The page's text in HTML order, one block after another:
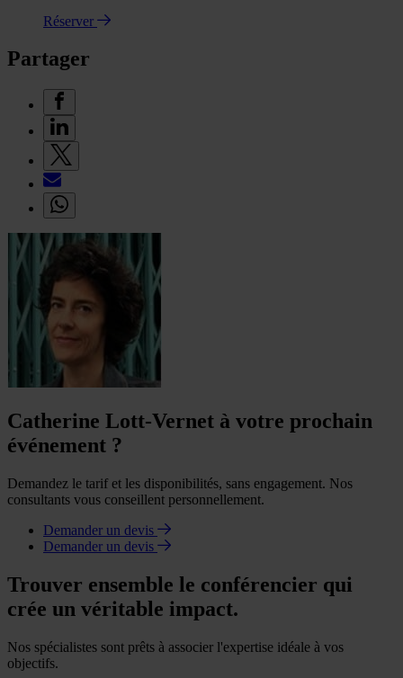
Réserver
Partager
Catherine Lott-Vernet à votre prochain
événement ?
Demandez le tarif et les disponibilités, sans engagement. Nos
consultants vous conseillent personnellement.
Demander un devis
Demander un devis
Trouver ensemble le conférencier qui
crée un véritable impact.
Nos spécialistes sont prêts à associer l'expertise idéale à vos
objectifs.